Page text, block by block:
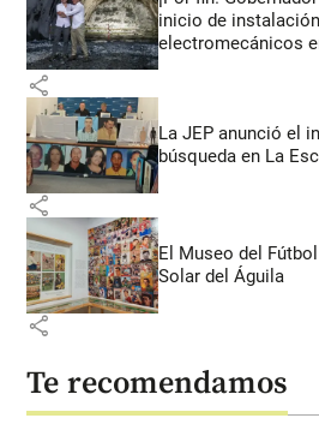
inicio de
electromecánicos
share
La JEP anunció el
búsqueda en La
share
El Museo del
Solar del Águila
share
Te recomendamos